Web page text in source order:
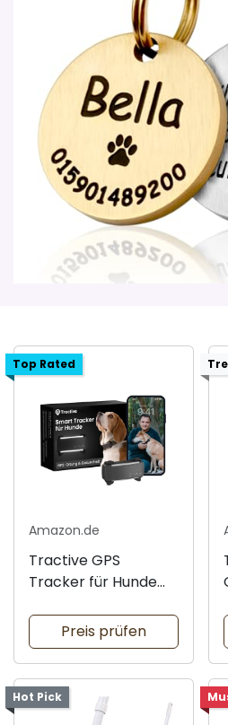
Top Rated
Amazon.de
Tractive GPS
Tracker für Hunde
Preis prüfen
Hot Pick